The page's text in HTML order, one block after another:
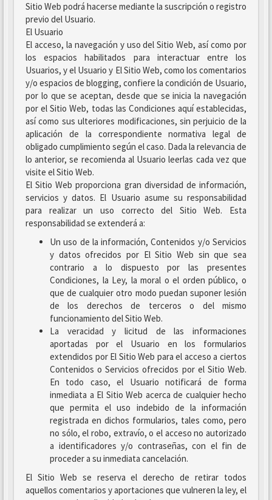
Sitio Web podrá hacerse mediante la suscripción o registro
previo del Usuario.
El Usuario
El acceso, la navegación y uso del Sitio Web, así como por
los espacios habilitados para interactuar entre los
Usuarios, y el Usuario y El Sitio Web, como los comentarios
y/o espacios de blogging, confiere la condición de Usuario,
por lo que se aceptan, desde que se inicia la navegación
por el Sitio Web, todas las Condiciones aquí establecidas,
así como sus ulteriores modificaciones, sin perjuicio de la
aplicación de la correspondiente normativa legal de
obligado cumplimiento según el caso. Dada la relevancia de
lo anterior, se recomienda al Usuario leerlas cada vez que
visite el Sitio Web.
El Sitio Web proporciona gran diversidad de información,
servicios y datos. El Usuario asume su responsabilidad
para realizar un uso correcto del Sitio Web. Esta
responsabilidad se extenderá a:
Un uso de la información, Contenidos y/o Servicios
y datos ofrecidos por El Sitio Web sin que sea
contrario a lo dispuesto por las presentes
Condiciones, la Ley, la moral o el orden público, o
que de cualquier otro modo puedan suponer lesión
de los derechos de terceros o del mismo
funcionamiento del Sitio Web.
La veracidad y licitud de las informaciones
aportadas por el Usuario en los formularios
extendidos por El Sitio Web para el acceso a ciertos
Contenidos o Servicios ofrecidos por el Sitio Web.
En todo caso, el Usuario notificará de forma
inmediata a El Sitio Web acerca de cualquier hecho
que permita el uso indebido de la información
registrada en dichos formularios, tales como, pero
no sólo, el robo, extravío, o el acceso no autorizado
a identificadores y/o contraseñas, con el fin de
proceder a su inmediata cancelación.
El Sitio Web se reserva el derecho de retirar todos
aquellos comentarios y aportaciones que vulneren la ley, el